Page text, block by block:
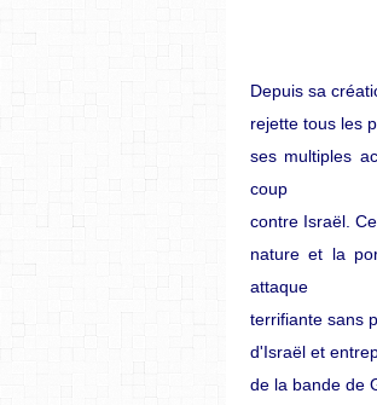
Depuis sa
rejette tous les
ses multiples
coup
contre Israël.
nature et la
attaque
terrifiante sans
d'Israël et
de la bande de